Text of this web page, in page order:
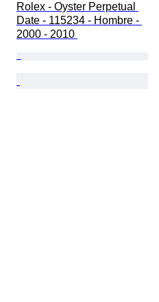
Rolex - Oyster Perpetual
Date - 115234 - Hombre -
2000 - 2010